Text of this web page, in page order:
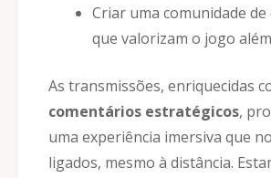
Criar uma comunidade
que valorizam o jogo
As transmissões, enriquecidas
comentários estratégicos,
uma experiência imersiva que
ligados, mesmo à distância.